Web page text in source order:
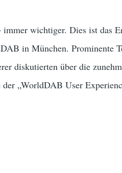
wichtiger. Dies ist das
in München. Prominente
diskutierten über die
„WorldDAB User